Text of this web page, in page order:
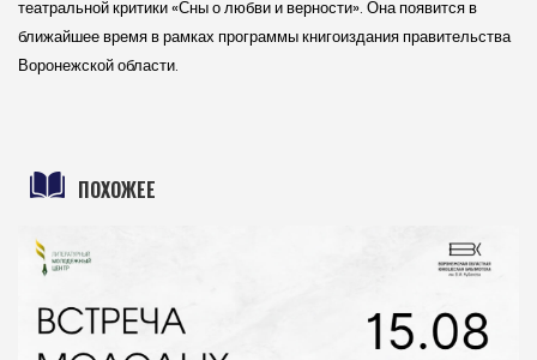
театральной критики «Сны о любви и верности». Она появится в
ближайшее время в рамках программы книгоиздания правительства
Воронежской области.
ПОХОЖЕЕ